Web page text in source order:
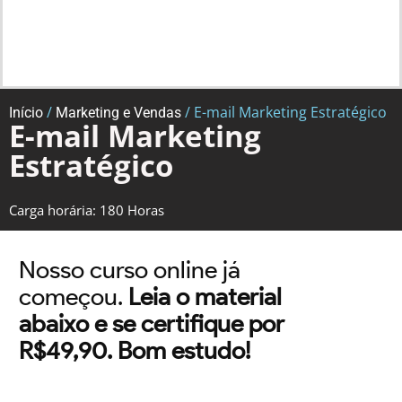
Início / Marketing e Vendas / E-mail Marketing Estratégico
E-mail Marketing
Estratégico
Carga horária: 180 Horas
Nosso curso online já
começou. Leia o material
abaixo e se certifique por
R$49,90. Bom estudo!